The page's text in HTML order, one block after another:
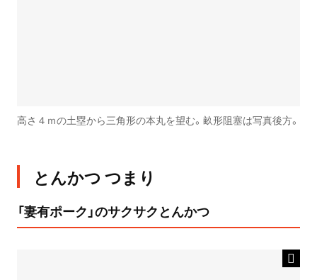
高さ４ｍの土塁から三角形の本丸を望む。畝形阻塞は写真後方。
とんかつ つまり
「妻有ポーク」のサクサクとんかつ